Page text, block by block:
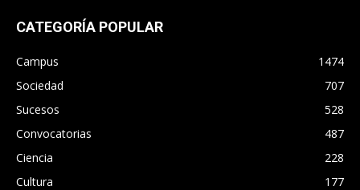
CATEGORÍA POPULAR
Campus
1474
Sociedad
707
Sucesos
528
Convocatorias
487
Ciencia
228
Cultura
177